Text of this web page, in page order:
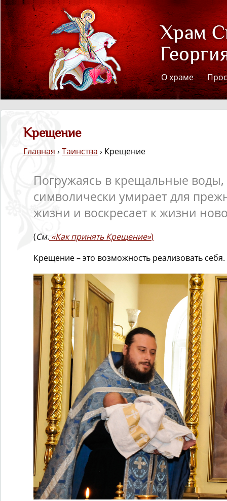
О храме
Крещение
Главная › Таинства › Крещение
Погружаясь в крещальные воды,
символически умирает для
жизни и воскресает к жизни
(См. «Как принять Крещение»)
Крещение – это возможность реализовать себя.